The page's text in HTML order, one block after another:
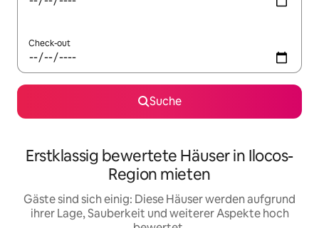
Check-out
Suche
Erstklassig bewertete Häuser in Ilocos-
Region mieten
Gäste sind sich einig: Diese Häuser werden aufgrund
ihrer Lage, Sauberkeit und weiterer Aspekte hoch